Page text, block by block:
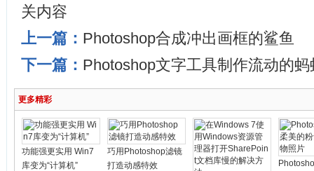
关内容
上一篇： Photoshop合成冲出画框的鲨鱼
下一篇： Photoshop文字工具制作流动的蚂
更多精彩
功能强更实用 Win7
库变为“计算机”
巧用Photoshop滤镜
打造动感特效